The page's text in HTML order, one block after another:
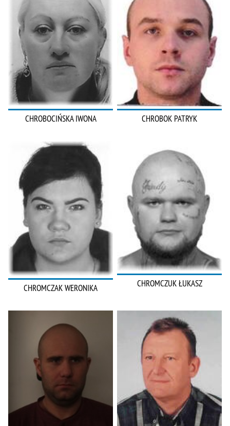
CHROBOCIŃSKA IWONA CHROBOK PATRYK
CHROMCZAK WERONIKA CHROMCZUK ŁUKASZ